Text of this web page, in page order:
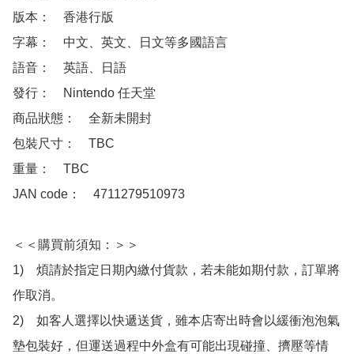
版本：　香港行版
字幕：　中文、英文、日文等多國語言
語音：　英語、日語
發行：　Nintendo 任天堂
商品狀態：　全新未開封
包裝尺寸：　TBC
重量：　TBC
JAN code：　4711279510973
＜＜購買前須知：＞＞
1)　煩請於指定日期內繳付貨款，若未能如期付款，訂單將
作取消。
2)　如客人選擇以快遞送貨，雖本店寄出時會以緩衝泡泡氣
墊包裝好，但運送過程中外盒有可能出現碰撞、擠壓等情